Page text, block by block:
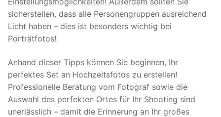
sicherstellen, dass alle Personengruppen ausreichend
Licht haben – dies ist besonders wichtig bei
Porträtfotos!
Anhand dieser Tipps können Sie beginnen, Ihr
perfektes Set an Hochzeitsfotos zu erstellen!
Professionelle Beratung vom Fotograf sowie die
Auswahl des perfekten Ortes für Ihr Shooting sind
unerlässlich – damit die Erinnerung an Ihr großes